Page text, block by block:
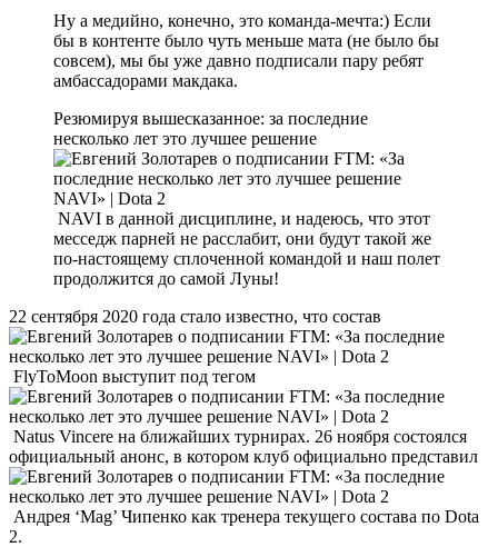
Ну а медийно, конечно, это команда-мечта:) Если
бы в контенте было чуть меньше мата (не было бы
совсем), мы бы уже давно подписали пару ребят
амбассадорами макдака.
Резюмируя вышесказанное: за последние
несколько лет это лучшее решение
NAVI в данной дисциплине, и надеюсь, что этот
месседж парней не расслабит, они будут такой же
по-настоящему сплоченной командой и наш полет
продолжится до самой Луны!
22 сентября 2020 года стало известно, что состав
FlyToMoon выступит под тегом
Natus Vincere на ближайших турнирах. 26 ноября состоялся
официальный анонс, в котором клуб официально представил
Андрея ‘Mag’ Чипенко как тренера текущего состава по Dota
2.